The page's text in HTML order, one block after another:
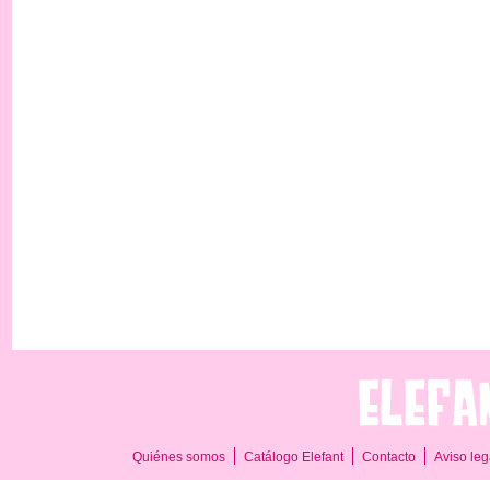
Quiénes somos Catálogo Elefant Contacto Aviso